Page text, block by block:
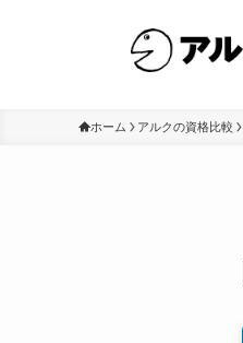
ホーム アルクの資格比較